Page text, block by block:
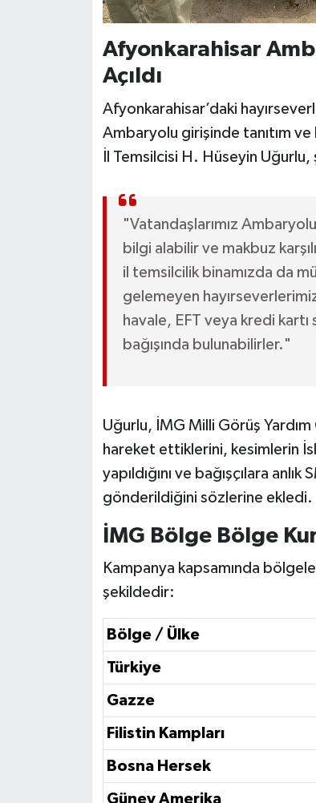
Afyonkarahisar
Açıldı
Afyonkarahisar’daki
Ambaryolu girişinde tanıtım ve
İl Temsilcisi H. Hüseyin Uğurlu,
"Vatandaşlarımız
bilgi alabilir ve makbuz
il temsilcilik binamızda da
gelemeyen
havale, EFT veya kredi
bağışında bulunabilirler."
Uğurlu, İMG Milli Görüş
hareket ettiklerini, kesimlerin
yapıldığını ve bağışçılara
gönderildiğini sözlerine ekledi.
İMG Bölge Bölge
Kampanya kapsamında
şekildedir:
Bölge / Ülke
Türkiye
Gazze
Filistin Kampları
Bosna Hersek
Güney Amerika